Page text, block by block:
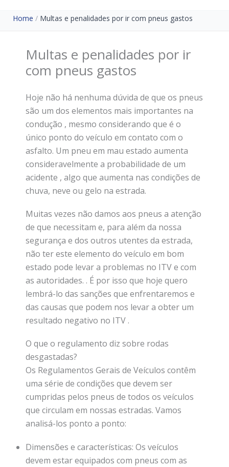
Home Multas e penalidades por ir com pneus gastos
Multas e penalidades por ir
com pneus gastos
Hoje não há nenhuma dúvida de que os pneus
são um dos elementos mais importantes na
condução , mesmo considerando que é o
único ponto do veículo em contato com o
asfalto. Um pneu em mau estado aumenta
consideravelmente a probabilidade de um
acidente , algo que aumenta nas condições de
chuva, neve ou gelo na estrada.
Muitas vezes não damos aos pneus a atenção
de que necessitam e, para além da nossa
segurança e dos outros utentes da estrada,
não ter este elemento do veículo em bom
estado pode levar a problemas no ITV e com
as autoridades. . É por isso que hoje quero
lembrá-lo das sanções que enfrentaremos e
das causas que podem nos levar a obter um
resultado negativo no ITV .
O que o regulamento diz sobre rodas
desgastadas?
Os Regulamentos Gerais de Veículos contêm
uma série de condições que devem ser
cumpridas pelos pneus de todos os veículos
que circulam em nossas estradas. Vamos
analisá-los ponto a ponto:
Dimensões e características: Os veículos
devem estar equipados com pneus com as